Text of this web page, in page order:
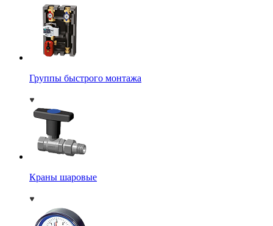
Группы быстрого монтажа
Краны шаровые